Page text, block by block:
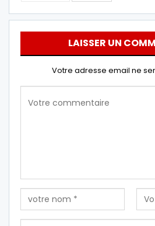
LAISSER UN
Votre adresse email ne